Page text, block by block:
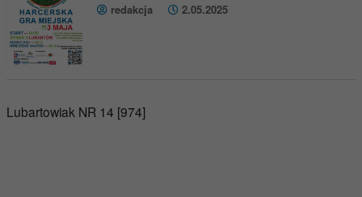
redakcja 2.05.2025
Lubartowiak NR 14 [974]